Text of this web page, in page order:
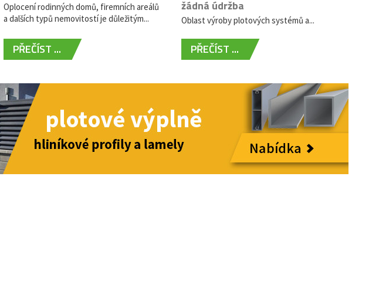
Oplocení rodinných domů, firemních areálů
a dalších typů nemovitostí je důležitým...
PŘEČÍST ...
žádná údržba
Oblast výroby plotových systémů a...
PŘEČÍST ...